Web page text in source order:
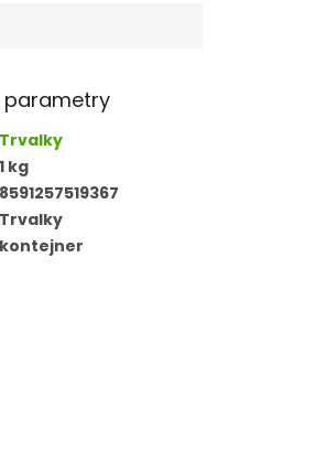
parametry
Trvalky
1 kg
8591257519367
Trvalky
kontejner